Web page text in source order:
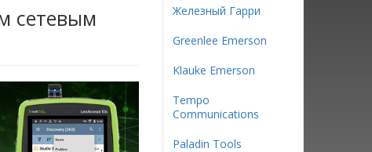
сетевым
Железный Гарри
Greenlee Emerson
Klauke Emerson
Tempo
Communications
Paladin Tools